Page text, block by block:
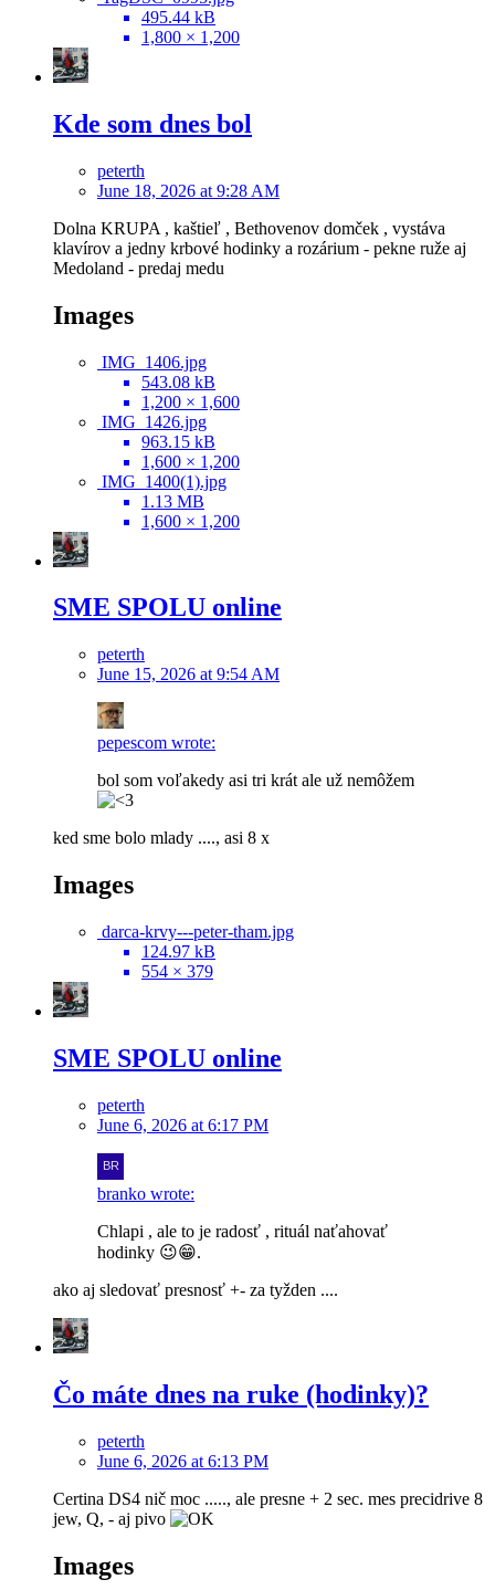
495.44 kB
1,800 × 1,200
Kde som dnes bol
peterth
June 18, 2026 at 9:28 AM
Dolna KRUPA , kaštieľ , Bethovenov domček , vystáva
klavírov a jedny krbové hodinky a rozárium - pekne ruže aj
Medoland - predaj medu
Images
IMG_1406.jpg
543.08 kB
1,200 × 1,600
IMG_1426.jpg
963.15 kB
1,600 × 1,200
IMG_1400(1).jpg
1.13 MB
1,600 × 1,200
SME SPOLU online
peterth
June 15, 2026 at 9:54 AM
pepescom wrote:
bol som voľakedy asi tri krát ale už nemôžem
ked sme bolo mlady ...., asi 8 x
Images
darca-krvy---peter-tham.jpg
124.97 kB
554 × 379
SME SPOLU online
peterth
June 6, 2026 at 6:17 PM
branko wrote:
Chlapi , ale to je radosť , rituál naťahovať
hodinky 😉😁.
ako aj sledovať presnosť +- za tyžden ....
Čo máte dnes na ruke (hodinky)?
peterth
June 6, 2026 at 6:13 PM
Certina DS4 nič moc ....., ale presne + 2 sec. mes precidrive 8
jew, Q, - aj pivo
Images